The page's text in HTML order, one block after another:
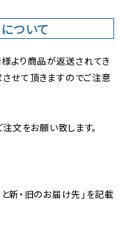
ついて
より商品が返送されてき
せて頂きますのでご注意
新・旧のお届け先」を記載